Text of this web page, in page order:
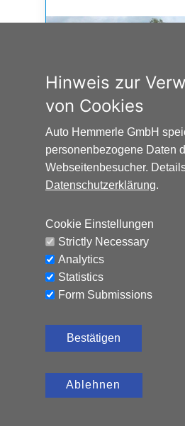
12.990€
Automatik
CO₂-Emissionen (kombiniert): 120
Hinweis zur
von Cookies
Auto Hemmerle GmbH
personenbezogene Daten
Webseitenbesucher.
Datenschutzerklärung.
Cookie Einstellungen
Strictly Necessary
Analytics
Statistics
Form Submissions
Bestätigen
Ablehnen